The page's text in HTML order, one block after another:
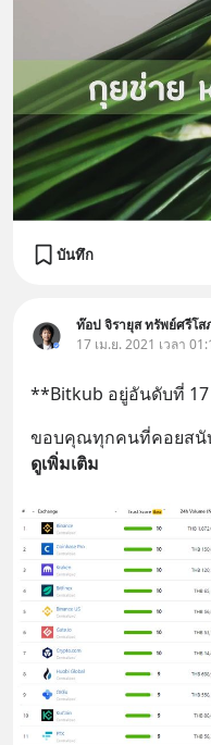
บันทึก
17 เม.ย. 2021 เวลา
**Bitkub อยู่อันดับที่
ขอบคุณทุกคนที่คอยสนั
ดูเพิ่มเติม